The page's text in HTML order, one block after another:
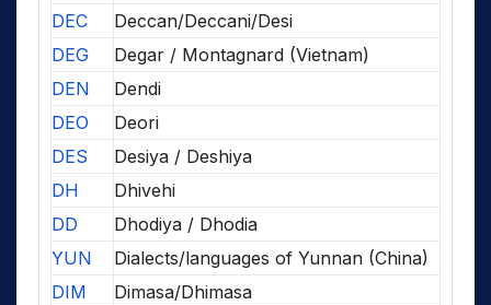
DEC
Deccan/Deccani/Desi
DEG
Degar / Montagnard (Vietnam)
DEN
Dendi
DEO
Deori
DES
Desiya / Deshiya
DH
Dhivehi
DD
Dhodiya / Dhodia
YUN
Dialects/languages of Yunnan (China)
DIM
Dimasa/Dhimasa